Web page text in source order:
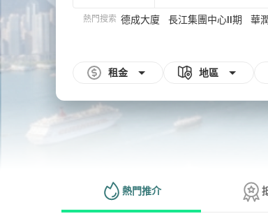
熱門搜索 德成大廈 長江集團中心II期 華
租金 地區
熱門推介